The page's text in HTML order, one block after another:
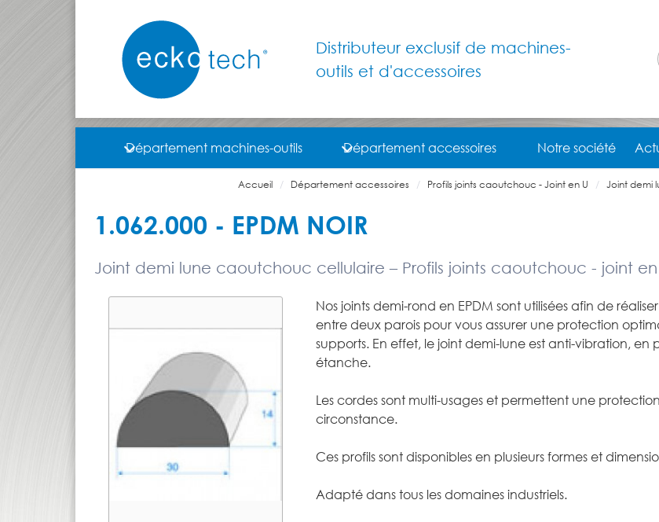
Distributeur exclusif de machines-
outils et d'accessoires
Département machines-outils Département accessoires Notre société
Accueil Département accessoires Profils joints caoutchouc - Joint en U Joint demi
1.062.000 - EPDM NOIR
Joint demi lune caoutchouc cellulaire – Profils joints caoutchouc - joint
Nos joints demi-rond en EPDM sont utilisées afin de
entre deux parois pour vous assurer une protection
supports. En effet, le joint demi-lune est anti-vibration, en
étanche.
Les cordes sont multi-usages et permettent une
circonstance.
Ces profils sont disponibles en plusieurs formes et
Adapté dans tous les domaines industriels.